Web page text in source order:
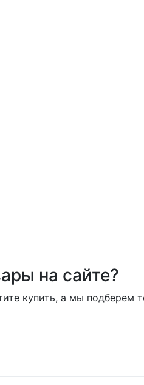
на сайте?
купить, а мы подберем